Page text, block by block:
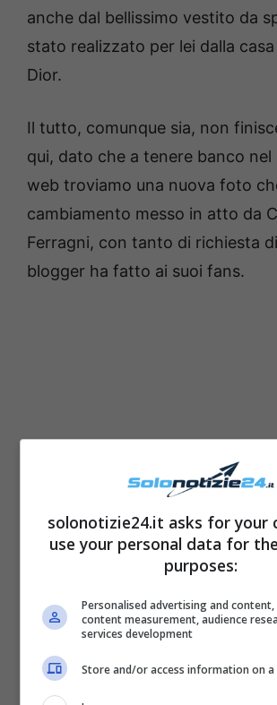
anche dal bellissimo vestito da
stato realizzato per lei dalla
Dior.
Il tutto, comunque sia, non
qui, dato che a tenere banco nel
web troviamo una nuova foto
cambiamento messo in atto da
Ferragni, con tanto di richiesta
blogger ha fatto ai suoi fans.
solonotizie24.it asks for your
use your personal data for
purposes:
Personalised advertising and
content measurement, audience
services development
Store and/or access information on a